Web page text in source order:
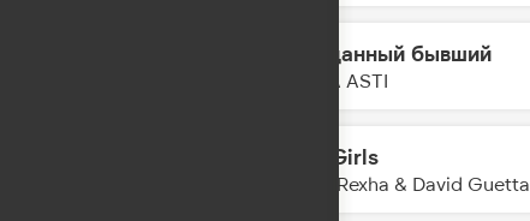
Преданный бывший
ANNA ASTI
Sad Girls
Bebe Rexha & David Guetta